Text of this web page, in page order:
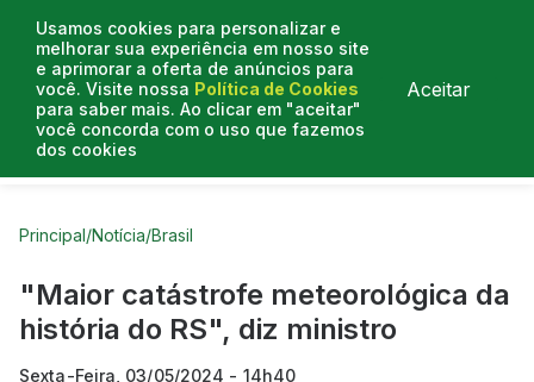
Usamos cookies para personalizar e
melhorar sua experiência em nosso site
e aprimorar a oferta de anúncios para
você. Visite nossa Política de Cookies
para saber mais. Ao clicar em "aceitar"
você concorda com o uso que fazemos
dos cookies
Aceitar
Curtas do Poder
Principal/Notícia/Brasil
"Maior catástrofe meteorológica da
história do RS", diz ministro
Sexta-Feira, 03/05/2024 - 14h40